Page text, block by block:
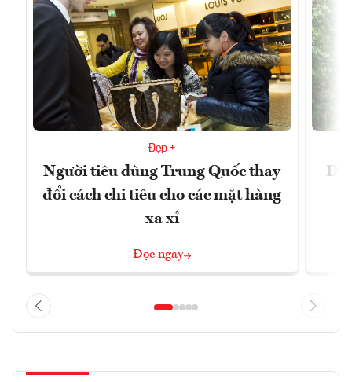
Đẹp +
Người tiêu dùng Trung Quốc thay
đổi cách chi tiêu cho các mặt hàng
xa xỉ
Đọc ngay
Du